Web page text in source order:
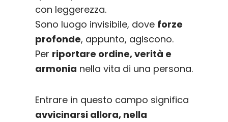
con leggerezza.
Sono luogo invisibile, dove forze
profonde, appunto, agiscono.
Per riportare ordine, verità e
armonia nella vita di una persona.
Entrare in questo campo significa
avvicinarsi allora, nella